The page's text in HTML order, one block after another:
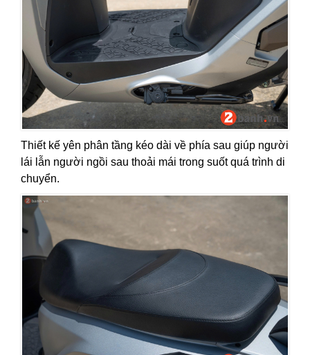
Thiết kế yên phân tầng kéo dài về phía sau giúp người
lái lẫn người ngồi sau thoải mái trong suốt quá trình di
chuyển.